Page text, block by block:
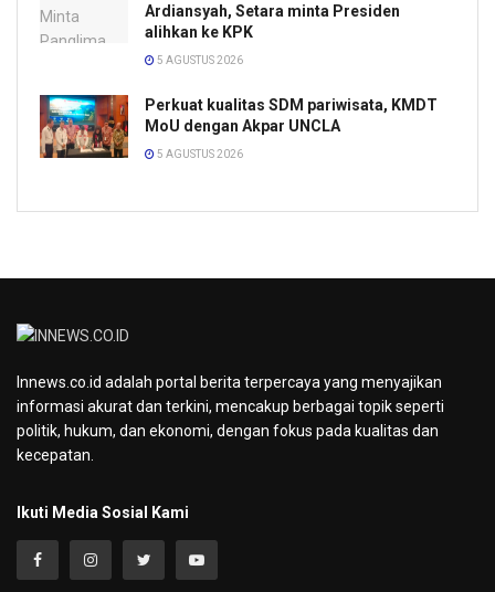
Ardiansyah, Setara minta Presiden
alihkan ke KPK
5 AGUSTUS 2026
Perkuat kualitas SDM pariwisata, KMDT
MoU dengan Akpar UNCLA
5 AGUSTUS 2026
Innews.co.id adalah portal berita terpercaya yang menyajikan
informasi akurat dan terkini, mencakup berbagai topik seperti
politik, hukum, dan ekonomi, dengan fokus pada kualitas dan
kecepatan.
Ikuti Media Sosial Kami